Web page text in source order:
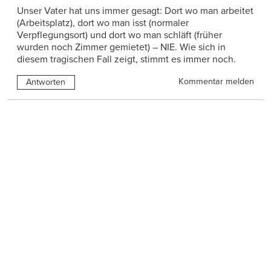
Unser Vater hat uns immer gesagt: Dort wo man arbeitet
(Arbeitsplatz), dort wo man isst (normaler
Verpflegungsort) und dort wo man schläft (früher
wurden noch Zimmer gemietet) – NIE. Wie sich in
diesem tragischen Fall zeigt, stimmt es immer noch.
Antworten Kommentar melden